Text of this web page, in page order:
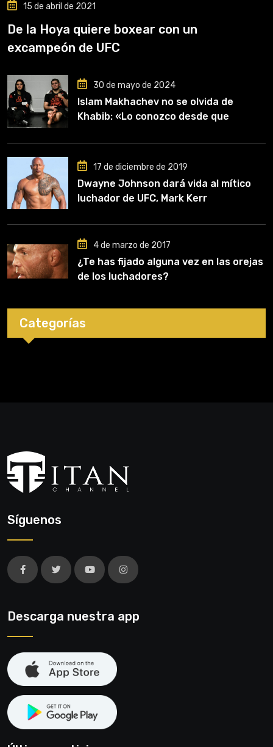
15 de abril de 2021
De la Hoya quiere boxear con un
excampeón de UFC
30 de mayo de 2024
Islam Makhachev no se olvida de
Khabib: «Lo conozco desde que
clave en mi carrera»
17 de diciembre de 2019
Dwayne Johnson dará vida al mítico
luchador de UFC, Mark Kerr
4 de marzo de 2017
¿Te has fijado alguna vez en las orejas
de los luchadores?
Categorías
Síguenos
Descarga nuestra app